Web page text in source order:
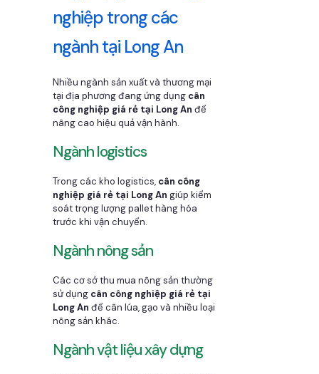
nghiệp trong các
ngành tại Long An
Nhiều ngành sản xuất và thương mại
tại địa phương đang ứng dụng cân
công nghiệp giá rẻ tại Long An để
nâng cao hiệu quả vận hành.
Ngành logistics
Trong các kho logistics, cân công
nghiệp giá rẻ tại Long An giúp kiểm
soát trọng lượng pallet hàng hóa
trước khi vận chuyển.
Ngành nông sản
Các cơ sở thu mua nông sản thường
sử dụng cân công nghiệp giá rẻ tại
Long An để cân lúa, gạo và nhiều loại
nông sản khác.
Ngành vật liệu xây dựng